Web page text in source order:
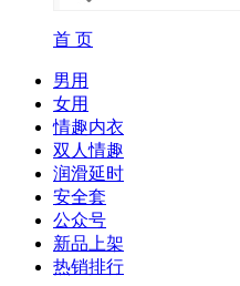
首 页
男用
女用
情趣内衣
双人情趣
润滑延时
安全套
公众号
新品上架
热销排行